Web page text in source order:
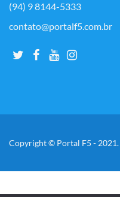
(94) 9 8144-5333
contato@portalf5.com.br
Copyright © Portal F5 - 2021.